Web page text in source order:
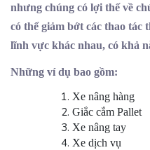
nhưng chúng có lợi thế về
có thể giảm bớt các thao tác
lĩnh vực khác nhau, có khả
Những ví dụ bao gồm:
Xe nâng hàng
Giắc cắm Pallet
Xe nâng tay
Xe dịch vụ